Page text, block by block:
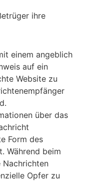
ihre
einem angeblich
auf ein
Website zu
über das
Form des
Während beim
Nachrichten
Opfer zu